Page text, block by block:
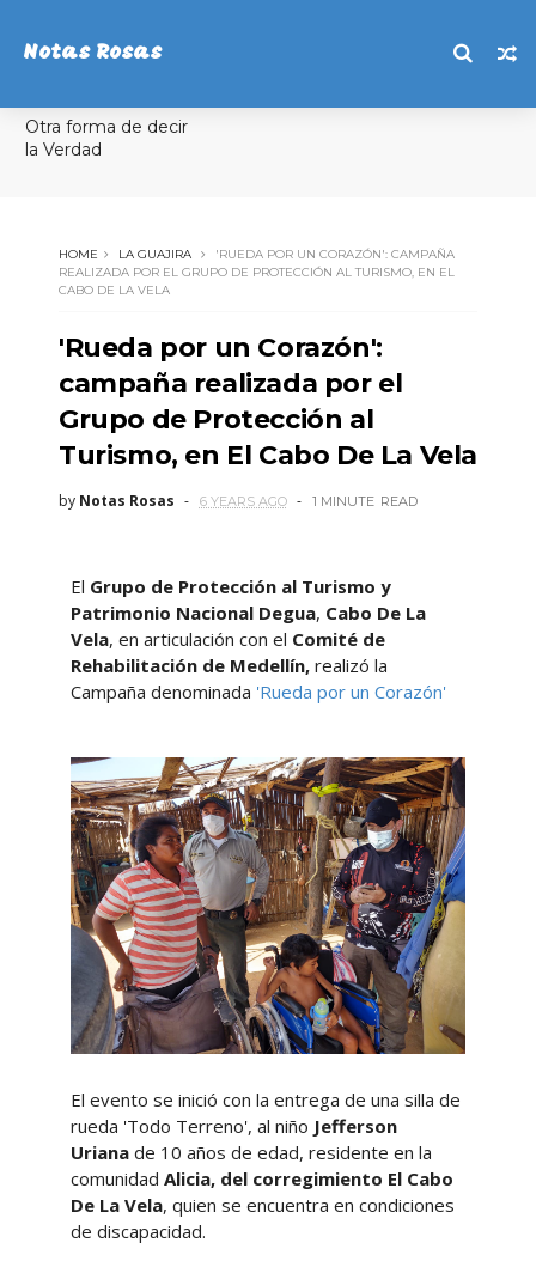
Notas Rosas
Otra forma de decir
la Verdad
HOME LA GUAJIRA
'RUEDA POR UN CORAZÓN': CAMPAÑA
REALIZADA POR EL GRUPO DE PROTECCIÓN AL TURISMO, EN EL
CABO DE LA VELA
'Rueda por un Corazón':
campaña realizada por el
Grupo de Protección al
Turismo, en El Cabo De La Vela
by Notas Rosas 6 YEARS AGO 1 MINUTE READ
El Grupo de Protección al Turismo y
Patrimonio Nacional Degua, Cabo De La
Vela, en articulación con el Comité de
Rehabilitación de Medellín,realizó la
Campaña denominada 'Rueda por un Corazón'
El evento se inició con la entrega de una silla de
rueda 'Todo Terreno', al niño Jefferson
Uriana de 10 años de edad, residente en la
comunidad Alicia, del corregimiento El Cabo
De La Vela, quien se encuentra en condiciones
de discapacidad.